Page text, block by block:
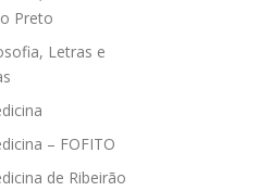
Preto
Letras e
– FOFITO
de Ribeirão